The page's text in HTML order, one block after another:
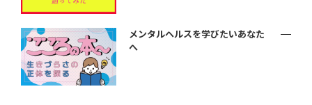
メンタルヘルスを学びたいあなた
へ